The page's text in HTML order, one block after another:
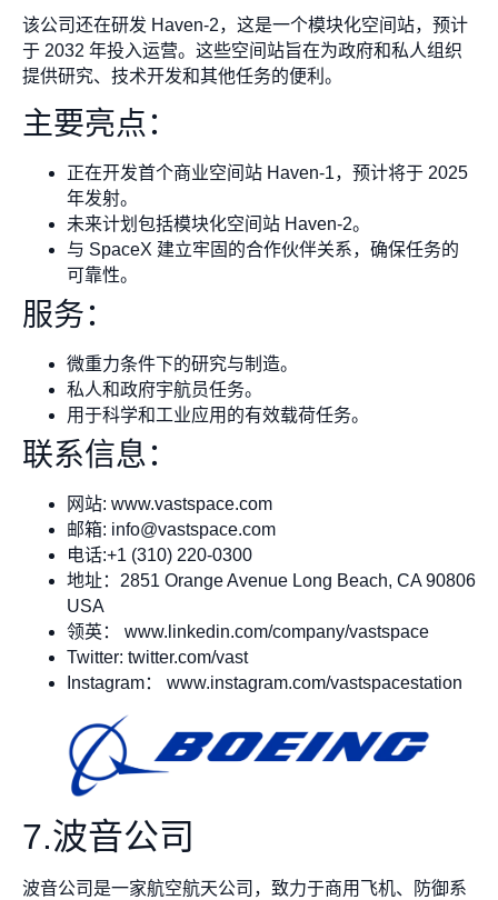
该公司还在研发 Haven-2，这是一个模块化空间站，预计
于 2032 年投入运营。这些空间站旨在为政府和私人组织
提供研究、技术开发和其他任务的便利。
主要亮点：
正在开发首个商业空间站 Haven-1，预计将于 2025
年发射。
未来计划包括模块化空间站 Haven-2。
与 SpaceX 建立牢固的合作伙伴关系，确保任务的
可靠性。
服务：
微重力条件下的研究与制造。
私人和政府宇航员任务。
用于科学和工业应用的有效载荷任务。
联系信息：
网站: www.vastspace.com
邮箱: info@vastspace.com
电话:+1 (310) 220-0300
地址：2851 Orange Avenue Long Beach, CA 90806
USA
领英： www.linkedin.com/company/vastspace
Twitter: twitter.com/vast
Instagram： www.instagram.com/vastspacestation
7.波音公司
波音公司是一家航空航天公司，致力于商用飞机、防御系